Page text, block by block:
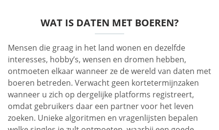
WAT IS DATEN MET BOEREN?
Mensen die graag in het land wonen en dezelfde
interesses, hobby’s, wensen en dromen hebben,
ontmoeten elkaar wanneer ze de wereld van daten met
boeren betreden. Verwacht geen kortetermijnzaken
wanneer u zich op dergelijke platforms registreert,
omdat gebruikers daar een partner voor het leven
zoeken. Unieke algoritmen en vragenlijsten bepalen